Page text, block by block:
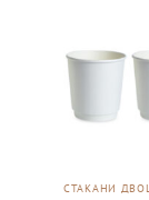
СТАКАНИ